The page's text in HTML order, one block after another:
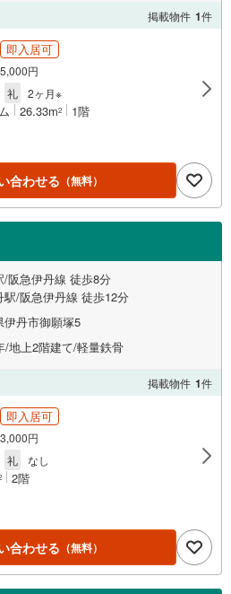
掲載物件 1件
即入居可
円
礼 2ヶ月※
26.33m2 1階
合わせる （無料）
/阪急伊丹線 徒歩8分
駅/阪急伊丹線 徒歩12分
伊丹市御願塚5
/地上2階建て/軽量鉄骨
掲載物件 1件
即入居可
円
礼 なし
2階
合わせる （無料）